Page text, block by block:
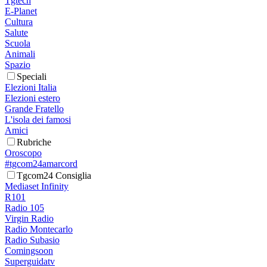
E-Planet
Cultura
Salute
Scuola
Animali
Spazio
Speciali
Elezioni Italia
Elezioni estero
Grande Fratello
L'isola dei famosi
Amici
Rubriche
Oroscopo
#tgcom24amarcord
Tgcom24 Consiglia
Mediaset Infinity
R101
Radio 105
Virgin Radio
Radio Montecarlo
Radio Subasio
Comingsoon
Superguidatv